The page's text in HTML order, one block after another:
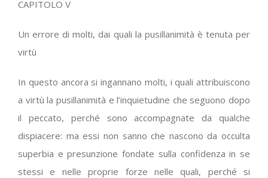
CAPITOLO V
Un errore di molti, dai quali la pusillanimità è tenuta per
virtù
In questo ancora si ingannano molti, i quali attribuiscono
a virtù la pusillanimità e l’inquietudine che seguono dopo
il peccato, perché sono accompagnate da qualche
dispiacere: ma essi non sanno che nascono da occulta
superbia e presunzione fondate sulla confidenza in se
stessi e nelle proprie forze nelle quali, perché si